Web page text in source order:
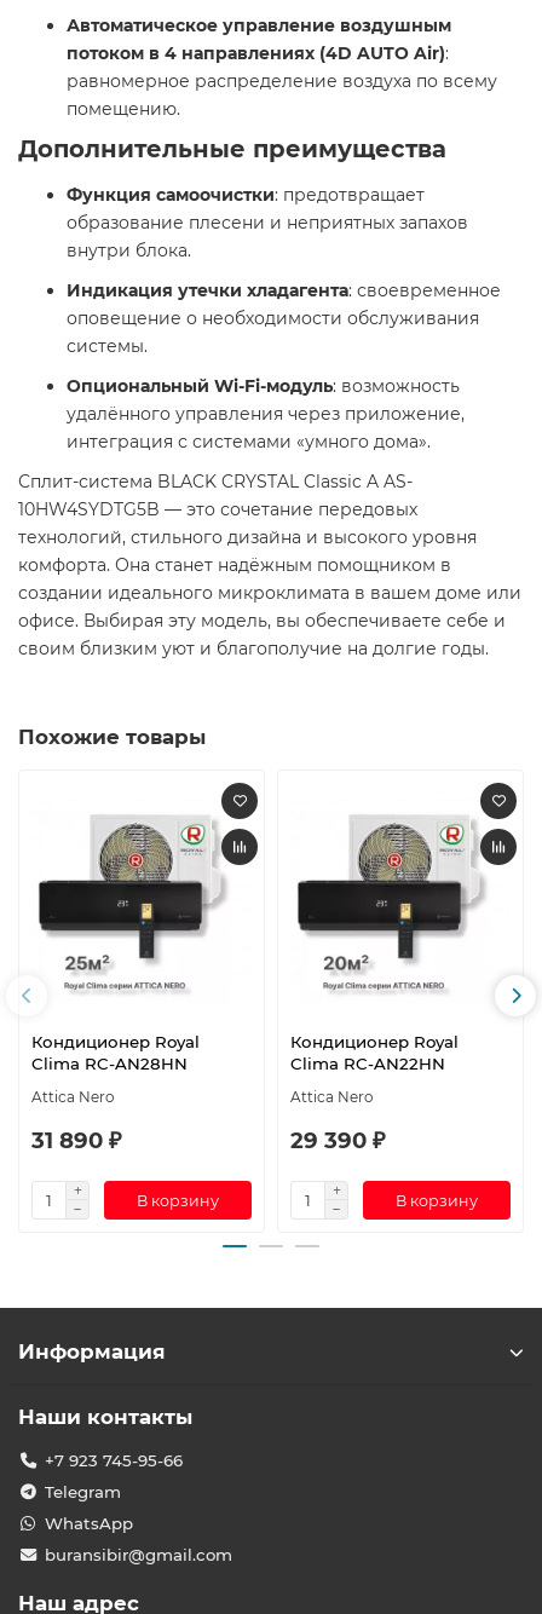
Автоматическое управление воздушным
потоком в 4 направлениях (4D AUTO Air):
равномерное распределение воздуха по всему
помещению.
Дополнительные преимущества
Функция самоочистки: предотвращает
образование плесени и неприятных запахов
внутри блока.
Индикация утечки хладагента: своевременное
оповещение о необходимости обслуживания
системы.
Опциональный Wi-Fi-модуль: возможность
удалённого управления через приложение,
интеграция с системами «умного дома».
Сплит-система BLACK CRYSTAL Classic A AS-
10HW4SYDTG5B — это сочетание передовых
технологий, стильного дизайна и высокого уровня
комфорта. Она станет надёжным помощником в
создании идеального микроклимата в вашем доме или
офисе. Выбирая эту модель, вы обеспечиваете себе и
своим близким уют и благополучие на долгие годы.
Похожие товары
Кондиционер Royal
Clima RC-AN28HN
Attica Nero
31 890 ₽
В корзину
Кондиционер Royal
Clima RC-AN22HN
Attica Nero
29 390 ₽
В корзину
Информация
Наши контакты
+7 923 745-95-66
Telegram
WhatsApp
buransibir@gmail.com
Наш адрес